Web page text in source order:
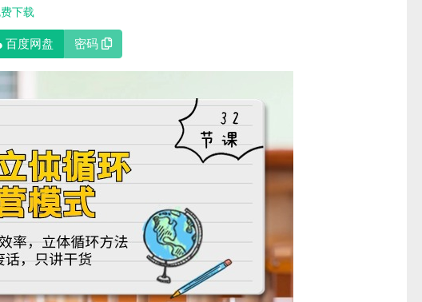
下载
百度网盘 密码